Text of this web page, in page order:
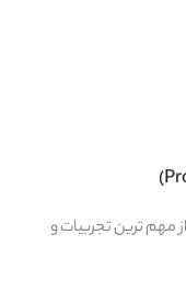
توضیح کوتاه (۲-۳ خطی) از مهم‌ ترین تجربیات و